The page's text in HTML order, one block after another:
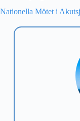
Nationella Mötet i